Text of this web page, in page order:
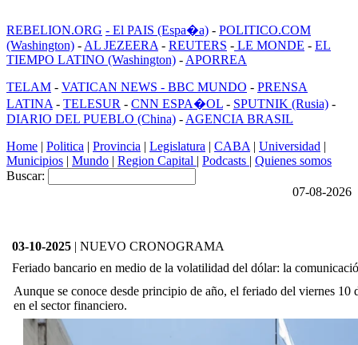
REBELION.ORG - El PAIS (Espa�a) - POLITICO.COM
(Washington) - AL JEZEERA - REUTERS - LE MONDE - EL
TIEMPO LATINO (Washington) - APORREA
TELAM - VATICAN NEWS - BBC MUNDO - PRENSA
LATINA - TELESUR - CNN ESPA�OL - SPUTNIK (Rusia) -
DIARIO DEL PUEBLO (China) - AGENCIA BRASIL
Home | Politica | Provincia | Legislatura | CABA | Universidad |
Municipios | Mundo | Region Capital | Podcasts | Quienes somos
Buscar:
07-08-2026
03-10-2025 | NUEVO CRONOGRAMA
Feriado bancario en medio de la volatilidad del dólar: la
Aunque se conoce desde principio de año, el feriado del viernes 10
en el sector financiero.